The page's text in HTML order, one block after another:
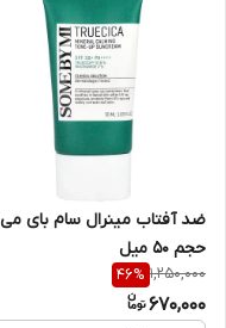
ضد آفتاب مینرال سام بای می
حجم 50 میل
1,250,000
46%
670,000